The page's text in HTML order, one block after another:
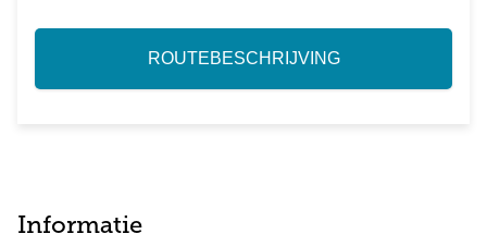
ROUTEBESCHRIJVING
Informatie